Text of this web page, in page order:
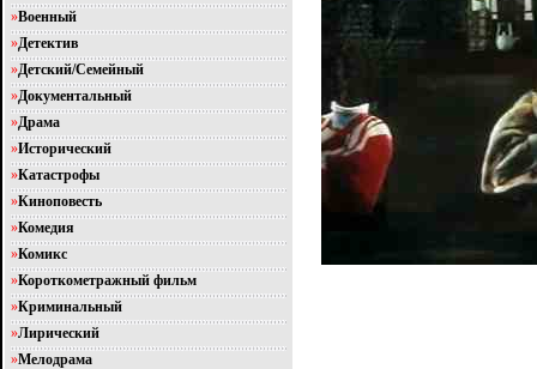
»Военный
»Детектив
»Детский/Семейный
»Документальный
»Драма
»Исторический
»Катастрофы
»Киноповесть
»Комедия
»Комикс
»Короткометражный фильм
»Криминальный
»Лирический
»Мелодрама